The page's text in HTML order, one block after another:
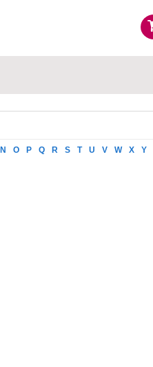
N O P Q R S T U V W X Y